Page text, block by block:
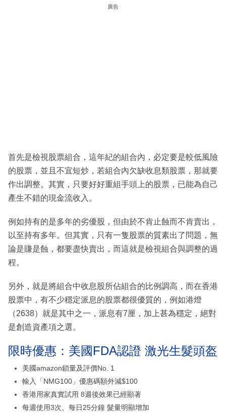
廣告
首先是檢視股票組合，這年紀的組合內，必定要是較低風險
的股票，並且不宜短炒，若組合內欠缺收息類股票，那就要
作出調整。其實，只要好好重組手頭上的股票，已能為自己
產生不錯的現金流收入。
例如持有的是多年的劣優股，但由於不肯止蝕而不肯賣出，
以至持有多年。但其實，只有一隻股票的質素出了問題，無
論是賺是蝕，都要盡快賣出，而這就是檢視組合與調整的過
程。
另外，就是將組合中收息股所佔組合的比例調高，而在香港
股票中，有不少穩定派息的股票都很優質的，例如港燈
（2638）就是其中之一，派息有7厘，加上甚為穩定，絕對
是創造資產項之選。
限時優惠：美國FDA認證 激光生髮頭盔
美國amazon鎖量及評價No. 1
輸入「NMG100」優惠碼額外減$100
香港用家真實試用 8週後效果已經顯著
每週使用3次、每日25分鐘 髮量明顯增加